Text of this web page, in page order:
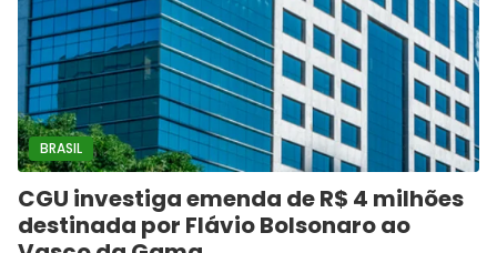
BRASIL
CGU investiga emenda de R$ 4 milhões
destinada por Flávio Bolsonaro ao